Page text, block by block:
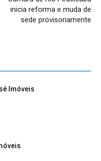
inicia reforma e muda de
sede provisoriamente
Imóveis